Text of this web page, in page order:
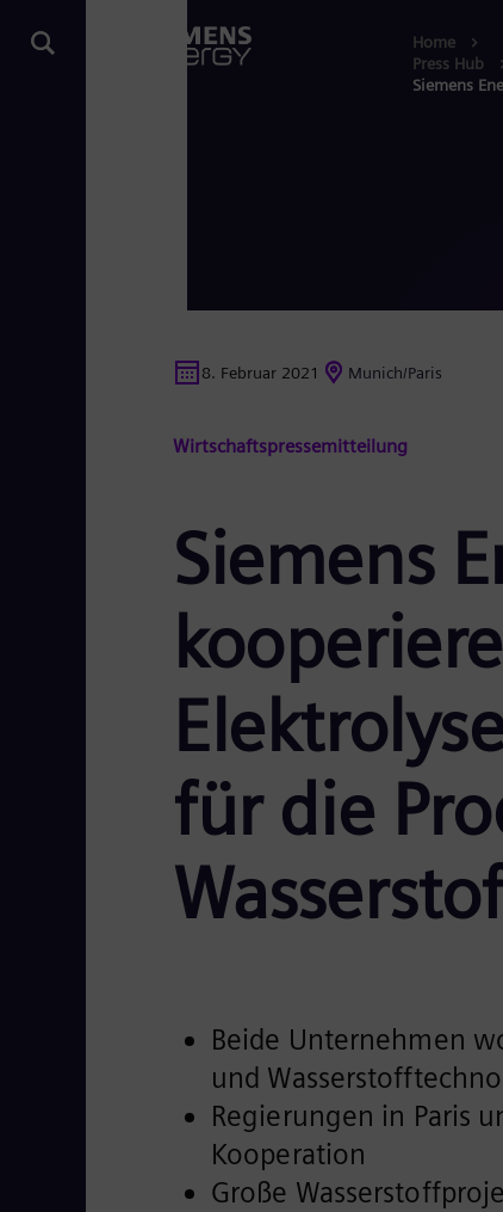
Home
Press Hub
Siemens
8. Februar 2021 Munich/Paris
Wirtschaftspressemitteilung
Siemens
für die
Beide Unternehmen
und
Regierungen in Paris
Kooperation
Große